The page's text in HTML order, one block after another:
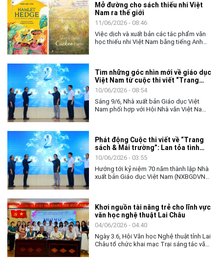
Mở đường cho sách thiếu nhi Việt
Nam ra thế giới
11/06/2026 - 08:46
Việc dịch và xuất bản các tác phẩm văn
học thiếu nhi Việt Nam bằng tiếng Anh
văn hóa Việt Nam bước ra thế giới.
Tìm những góc nhìn mới về giáo dục
Việt Nam từ cuộc thi viết “Trang
sách và Mái trường”
10/06/2026 - 08:54
Sáng 9/6, Nhà xuất bản Giáo dục Việt
Nam phối hợp với Hội Nhà văn Việt Nam
dục Việt Nam vào năm 2027.
Phát động Cuộc thi viết về “Trang
sách & Mái trường”: Lan tỏa tình
yêu học tập, tôn vinh những giá trị
bền vững của giáo dục
10/06/2026 - 03:55
Hướng tới kỷ niệm 70 năm thành lập Nhà
xuất bản Giáo dục Việt Nam (NXBGDVN),
phạm vi toàn quốc, dành cho mọi công
dân Việt Nam trong và ngoài nước,
không giới hạn độ tuổi, nghề nghiệp hay
Khơi nguồn tài năng trẻ cho lĩnh vực
văn học nghệ thuật Lai Châu
04/06/2026 - 04:40
Ngày 3.6, Hội Văn học Nghệ thuật tỉnh Lai
Châu tổ chức khai mạc Trại sáng tác văn